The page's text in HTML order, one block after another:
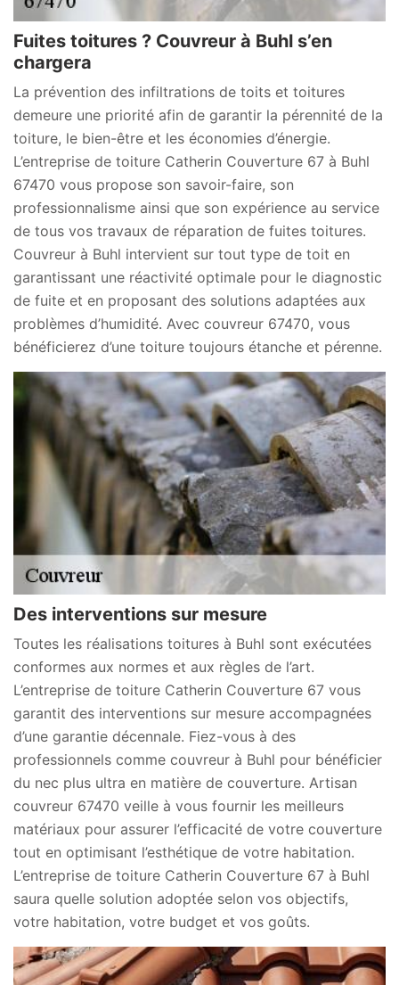
Fuites toitures ? Couvreur à Buhl s’en
chargera
La prévention des infiltrations de toits et toitures
demeure une priorité afin de garantir la pérennité de la
toiture, le bien-être et les économies d’énergie.
L’entreprise de toiture Catherin Couverture 67 à Buhl
67470 vous propose son savoir-faire, son
professionnalisme ainsi que son expérience au service
de tous vos travaux de réparation de fuites toitures.
Couvreur à Buhl intervient sur tout type de toit en
garantissant une réactivité optimale pour le diagnostic
de fuite et en proposant des solutions adaptées aux
problèmes d’humidité. Avec couvreur 67470, vous
bénéficierez d’une toiture toujours étanche et pérenne.
Des interventions sur mesure
Toutes les réalisations toitures à Buhl sont exécutées
conformes aux normes et aux règles de l’art.
L’entreprise de toiture Catherin Couverture 67 vous
garantit des interventions sur mesure accompagnées
d’une garantie décennale. Fiez-vous à des
professionnels comme couvreur à Buhl pour bénéficier
du nec plus ultra en matière de couverture. Artisan
couvreur 67470 veille à vous fournir les meilleurs
matériaux pour assurer l’efficacité de votre couverture
tout en optimisant l’esthétique de votre habitation.
L’entreprise de toiture Catherin Couverture 67 à Buhl
saura quelle solution adoptée selon vos objectifs,
votre habitation, votre budget et vos goûts.